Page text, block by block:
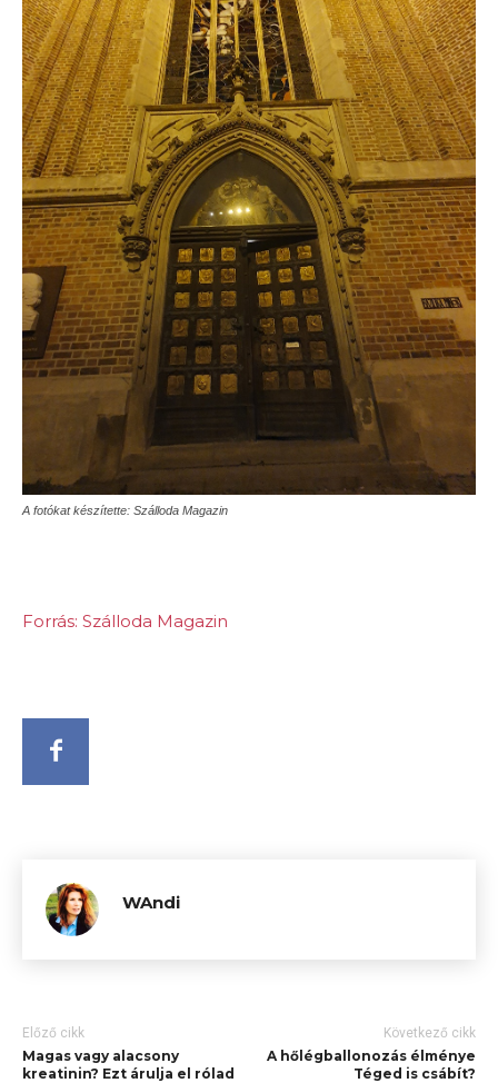
A fotókat készítette: Szálloda Magazin
Forrás: Szálloda Magazin
WAndi
Előző cikk
Magas vagy alacsony
kreatinin? Ezt árulja el rólad
Következő cikk
A hőlégballonozás élménye
Téged is csábít?